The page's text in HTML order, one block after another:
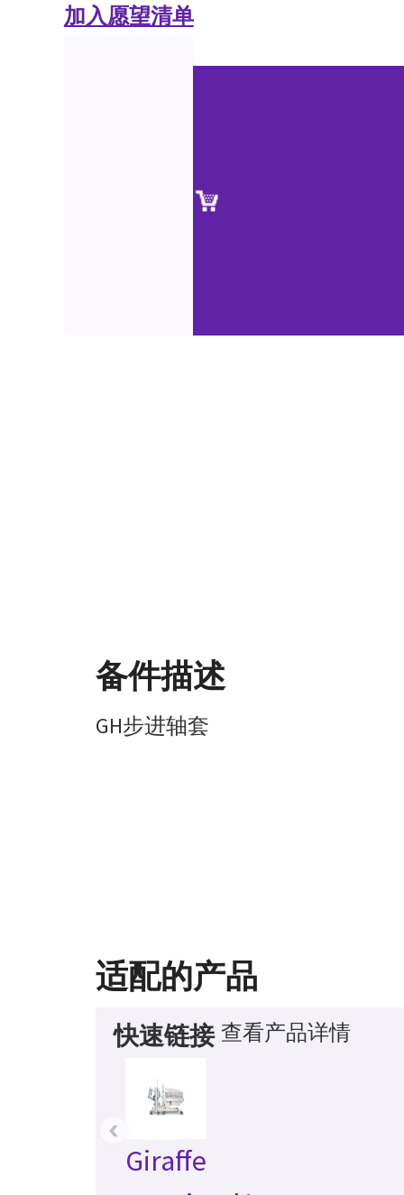
加入愿望清单
备件描述
GH步进轴套
适配的产品
快速链接 查看产品详情
Giraffe
‹